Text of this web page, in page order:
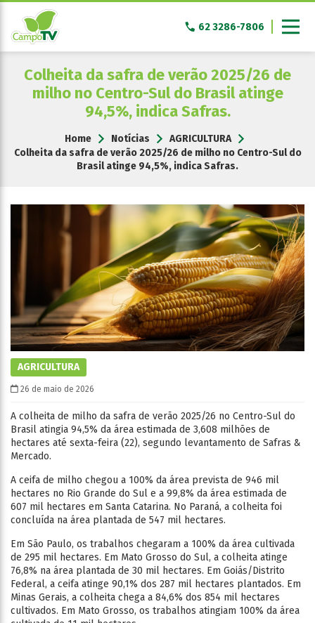
Pular
conteúdo
62 3286-7806
Colheita da safra de verão 2025/26 de
milho no Centro-Sul do Brasil atinge
94,5%, indica Safras.
Home Notícias
AGRICULTURA
Colheita da safra de verão 2025/26 de milho no Centro-Sul do
Brasil atinge 94,5%, indica Safras.
AGRICULTURA
26 de maio de 2026
A colheita de milho da safra de verão 2025/26 no Centro-Sul do
Brasil atingia 94,5% da área estimada de 3,608 milhões de
hectares até sexta-feira (22), segundo levantamento de Safras &
Mercado.
A ceifa de milho chegou a 100% da área prevista de 946 mil
hectares no Rio Grande do Sul e a 99,8% da área estimada de
607 mil hectares em Santa Catarina. No Paraná, a colheita foi
concluída na área plantada de 547 mil hectares.
Em São Paulo, os trabalhos chegaram a 100% da área cultivada
de 295 mil hectares. Em Mato Grosso do Sul, a colheita atinge
76,8% na área plantada de 30 mil hectares. Em Goiás/Distrito
Federal, a ceifa atinge 90,1% dos 287 mil hectares plantados. Em
Minas Gerais, a colheita chega a 84,6% dos 854 mil hectares
cultivados. Em Mato Grosso, os trabalhos atingiam 100% da área